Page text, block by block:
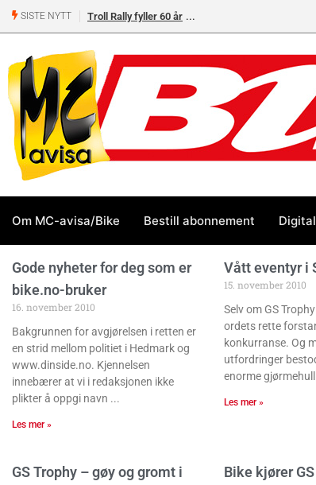
SISTE NYTT Troll Rally fyller 60 år
Om MC-avisa/Bike Bestill abonnement
Gode nyheter for deg som er
bike.no-bruker
16. november 2010
Bakgrunnen for avgjørelsen i retten er
en strid mellom politiet i Hedmark og
www.dinside.no. Kjennelsen
innebærer at vi i redaksjonen ikke
plikter å oppgi navn
Les mer »
Vått eventyr i
15. november 2010
Selv om GS
ordets rette
konkurranse. Og
utfordringer
enorme gjørmehull
Les mer »
GS Trophy – gøy og gromt i
Bike kjører